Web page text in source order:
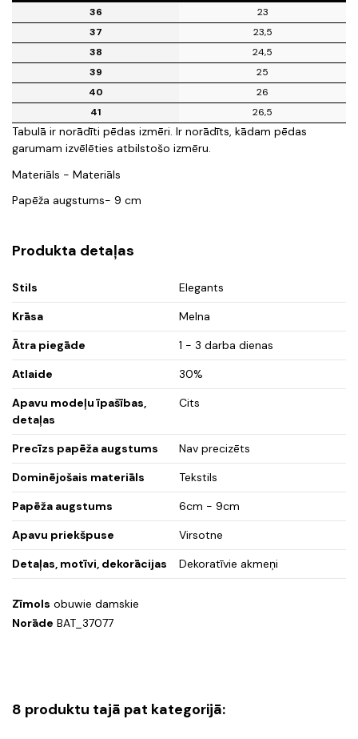
36
23
37
23,5
38
24,5
39
25
40
26
41
26,5
Tabulā ir norādīti pēdas izmēri. Ir norādīts, kādam pēdas
garumam izvēlēties atbilstošo izmēru.
Materiāls - Materiāls
Papēža augstums- 9 cm
Produkta detaļas
Stils
Elegants
Krāsa
Melna
Ātra piegāde
1 - 3 darba dienas
Atlaide
30%
Apavu modeļu īpašības,
detaļas
Cits
Precīzs papēža augstums
Nav precizēts
Dominējošais materiāls
Tekstils
Papēža augstums
6cm - 9cm
Apavu priekšpuse
Virsotne
Detaļas, motīvi, dekorācijas
Dekoratīvie akmeņi
Zīmols obuwie damskie
Norāde BAT_37077
8 produktu tajā pat kategorijā: